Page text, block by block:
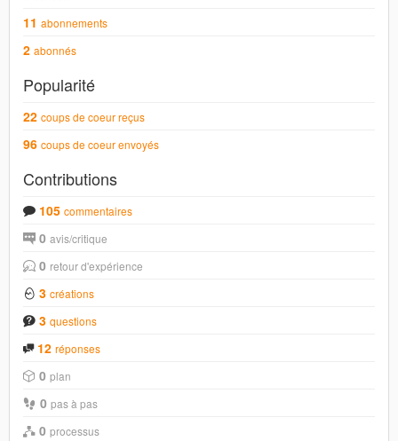
11 abonnements
2 abonnés
Popularité
22 coups de coeur reçus
96 coups de coeur envoyés
Contributions
105 commentaires
0 avis/critique
0 retour d'expérience
3 créations
3 questions
12 réponses
0 plan
0 pas à pas
0 processus